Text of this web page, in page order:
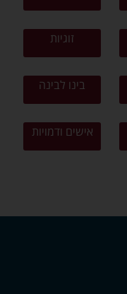
זוגיות
בינו לבינה
אישים ודמויות